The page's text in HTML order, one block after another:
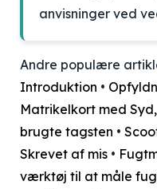
anvisninger ved
Andre populære
Introduktion •
Matrikelkort med
brugte tagsten •
Skrevet af mis •
værktøj til at måle